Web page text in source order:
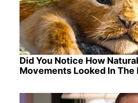
Did You Notice How Natural
Movements Looked In The